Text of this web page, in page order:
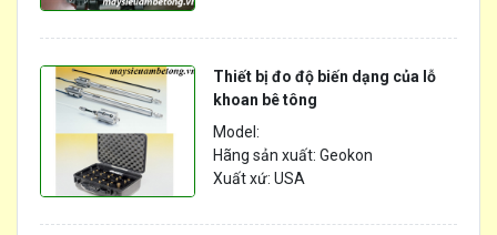
Thiết bị đo độ biến dạng của lỗ
khoan bê tông
Model:
Hãng sản xuất: Geokon
Xuất xứ: USA